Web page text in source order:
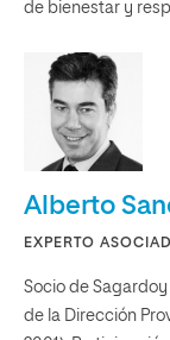
de bienestar y
Alberto
EXPERTO
Socio de
de la Dirección